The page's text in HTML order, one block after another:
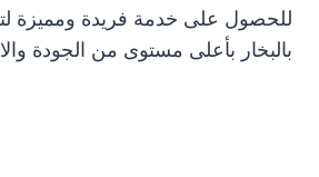
للحصول على خدمة فريدة ومميزة
بالبخار بأعلى مستوى من الجودة